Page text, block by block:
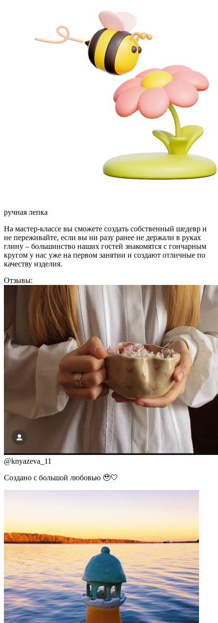
ручная лепка
На мастер-классе вы сможете создать собственный шедевр и
не переживайте, если вы ни разу ранее не держали в руках
глину – большинство наших гостей знакомятся с гончарным
кругом у нас уже на первом занятии и создают отличные по
качеству изделия.
Отзывы:
@knyazeva_11
Создано с большой любовью 🥹🤍